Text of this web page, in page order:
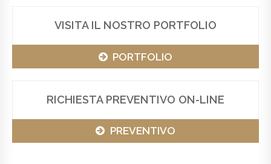
VISITA IL NOSTRO PORTFOLIO
PORTFOLIO
RICHIESTA PREVENTIVO ON-LINE
PREVENTIVO